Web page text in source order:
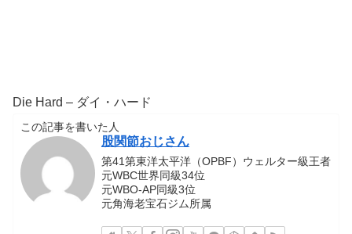
Die Hard – ダイ・ハード
この記事を書いた人
股関節おじさん
第41第東洋太平洋（OPBF）ウェルター級王者
元WBC世界同級34位
元WBO-AP同級3位
元角海老宝石ジム所属